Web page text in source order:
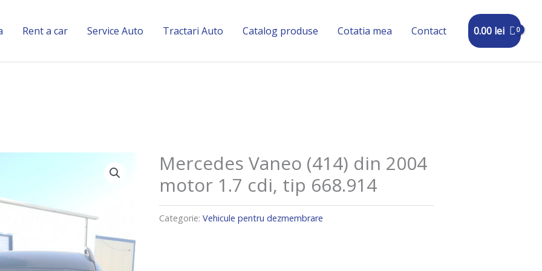
Rent a car Service Auto Tractari Auto Catalog produse Cotatia mea Contact 0.00 lei
Mercedes Vaneo (414) din 2004
motor 1.7 cdi, tip 668.914
Categorie:Vehicule pentru dezmembrare